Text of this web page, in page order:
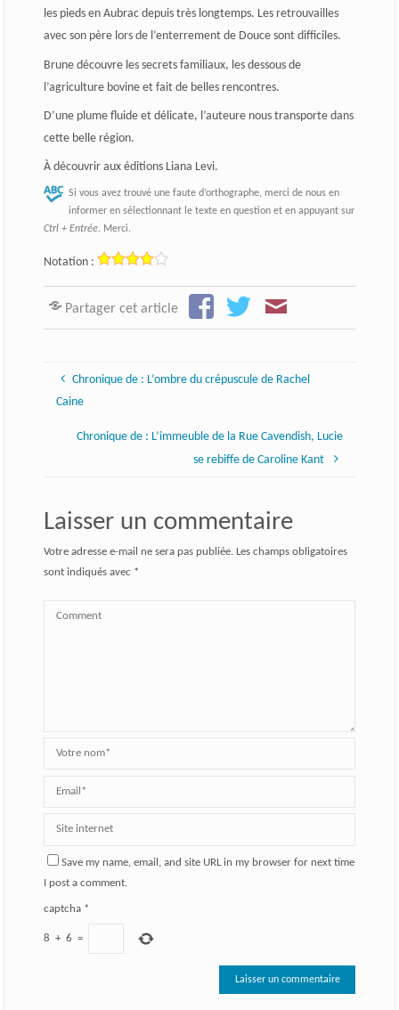
les pieds en Aubrac depuis très longtemps. Les retrouvailles
avec son père lors de l’enterrement de Douce sont difficiles.
Brune découvre les secrets familiaux, les dessous de
l’agriculture bovine et fait de belles rencontres.
D’une plume fluide et délicate, l’auteure nous transporte dans
cette belle région.
À découvrir aux éditions Liana Levi.
Si vous avez trouvé une faute d’orthographe, merci de nous en
informer en sélectionnant le texte en question et en appuyant sur
Ctrl + Entrée. Merci.
Notation :
Partager cet article
Chronique de : L’ombre du crépuscule de Rachel
Caine
Chronique de : L’immeuble de la Rue Cavendish, Lucie
se rebiffe de Caroline Kant
Laisser un commentaire
Votre adresse e-mail ne sera pas publiée. Les champs obligatoires
sont indiqués avec *
Save my name, email, and site URL in my browser for next time
I post a comment.
captcha*
8 + 6 =